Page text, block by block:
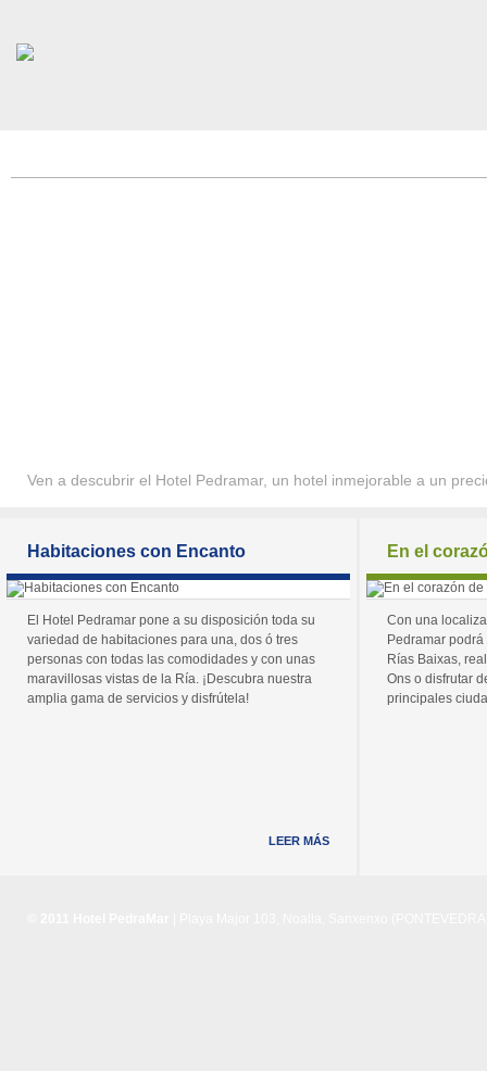
Ven a descubrir el Hotel Pedramar, un hotel inmejorable a un
Habitaciones con Encanto
El Hotel Pedramar pone a su disposición toda su
variedad de habitaciones para una, dos ó tres
personas con todas las comodidades y con unas
maravillosas vistas de la Ría. ¡Descubra nuestra
amplia gama de servicios y disfrútela!
LEER MÁS
En el
Con una
Pedramar
Rías Baixas,
Ons o disfrutar
principales